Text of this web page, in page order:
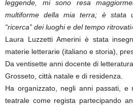
leggende, mi sono resa
multiforme della mia terra; è stata
“ricerca” dei luoghi e del tempo
Laura Luzzetti Amerini è stata
materie letterarie (italiano e storia),
Da ventisette anni docente di
Grosseto, città natale e di residenza.
Ha organizzato, negli anni passati, e
teatrale come regista partecipando